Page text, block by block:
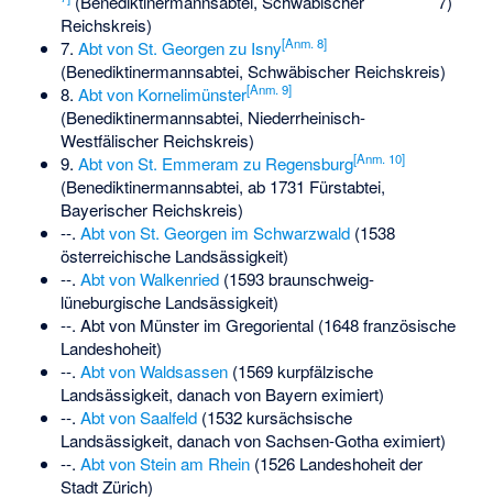
Reichskreis)
7. Abt von St. Georgen zu Isny[Anm. 8]
(Benediktinermannsabtei, Schwäbischer Reichskreis)
8. Abt von Kornelimünster[Anm. 9]
(Benediktinermannsabtei, Niederrheinisch-
Westfälischer Reichskreis)
9. Abt von St. Emmeram zu Regensburg[Anm. 10]
(Benediktinermannsabtei, ab 1731 Fürstabtei,
Bayerischer Reichskreis)
--. Abt von St. Georgen im Schwarzwald(1538
österreichische Landsässigkeit)
--. Abt von Walkenried(1593 braunschweig-
lüneburgische Landsässigkeit)
--. Abt von Münster im Gregoriental(1648 französische
Landeshoheit)
--. Abt von Waldsassen(1569 kurpfälzische
Landsässigkeit, danach von Bayern eximiert)
--. Abt von Saalfeld(1532 kursächsische
Landsässigkeit, danach von Sachsen-Gotha eximiert)
--. Abt von Stein am Rhein(1526 Landeshoheit der
Stadt Zürich)